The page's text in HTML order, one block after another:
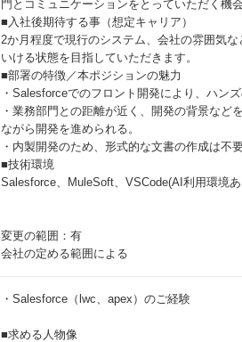
門とコミュニケーションをとっていただく機
■入社後期待する事（想定キャリア）
2か月程度で現行のシステム、会社の雰囲気
いける状態を目指していただきます。
■部署の特徴／本ポジションの魅力
・Salesforceでのフロント開発により、ハン
・業務部門との距離が近く、開発の背景など
ながら開発を進められる。
・内製開発のため、形式的な文書の作成は不
■技術環境
Salesforce、MuleSoft、VSCode(AI利用環境
変更の範囲：有
会社の定める範囲による
・Salesforce（lwc、apex）のご経験
■求める人物像